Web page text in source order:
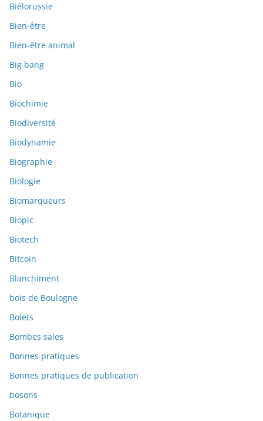
Biélorussie
Bien-être
Bien-être animal
Big bang
Bio
Biochimie
Biodiversité
Biodynamie
Biographie
Biologie
Biomarqueurs
Biopic
Biotech
Bitcoin
Blanchiment
bois de Boulogne
Bolets
Bombes sales
Bonnes pratiques
Bonnes pratiques de publication
bosons
Botanique